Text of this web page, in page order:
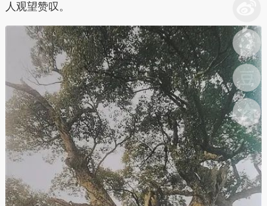
人观望赞叹。